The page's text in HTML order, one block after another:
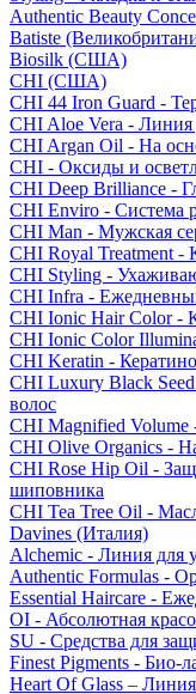
Authentic Beauty
Batiste
Biosilk (США)
CHI (США)
CHI 44 Iron Guard -
CHI Aloe Vera - Линия
CHI Argan Oil - На
CHI - Оксиды и
CHI Deep Brilliance -
CHI Enviro - Система
CHI Man - Мужская
CHI Royal Treatment -
CHI Styling -
CHI Infra -
CHI Ionic Hair Color -
CHI Ionic Color
CHI Keratin -
CHI Luxury Black
волос
CHI Magnified Volume
CHI Olive Organics -
CHI Rose Hip Oil -
шиповника
CHI Tea Tree Oil -
Davines (Италия)
Alchemic - Линия для
Authentic Formulas -
Essential Haircare -
OI - Абсолютная
SU - Средства для
Finest Pigments - Био-
Heart Of Glass –